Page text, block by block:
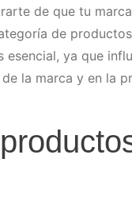
de que tu
de
esencial, ya que
la marca y en la